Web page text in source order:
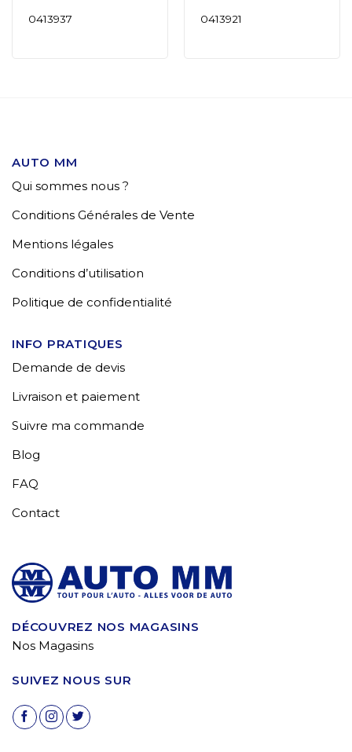
0413937 0413921
AUTO MM
Qui sommes nous ?
Conditions Générales de Vente
Mentions légales
Conditions d’utilisation
Politique de confidentialité
INFO PRATIQUES
Demande de devis
Livraison et paiement
Suivre ma commande
Blog
FAQ
Contact
DÉCOUVREZ NOS MAGASINS
Nos Magasins
SUIVEZ NOUS SUR